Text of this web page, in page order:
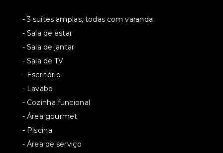
- 3 suítes amplas, todas com varanda
- Sala de estar
- Sala de jantar
- Sala de TV
- Escritório
- Lavabo
- Cozinha funcional
- Área gourmet
- Piscina
- Área de serviço